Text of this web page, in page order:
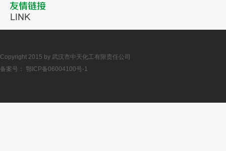
Copyright 2015 by 武汉市中天化工有限责任公司
备案号： 鄂ICP备06004100号-1